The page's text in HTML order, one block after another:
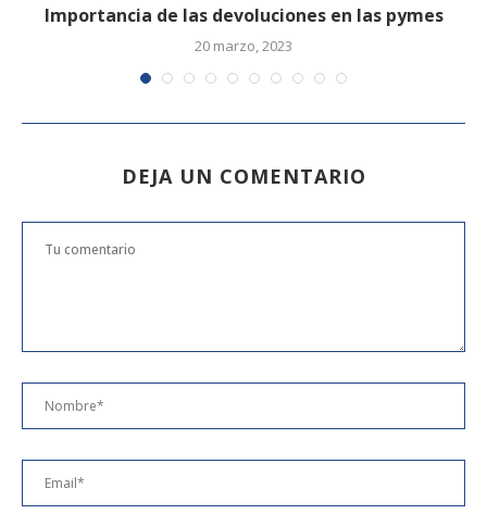
Importancia de las devoluciones en las pymes
20 marzo, 2023
DEJA UN COMENTARIO